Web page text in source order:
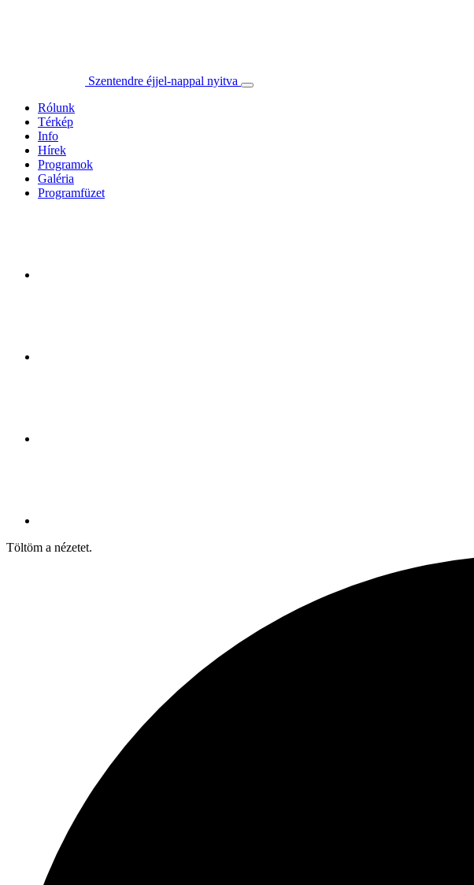
Szentendre éjjel-nappal nyitva
Rólunk
Térkép
Info
Hírek
Programok
Galéria
Programfüzet
Töltöm a nézetet.